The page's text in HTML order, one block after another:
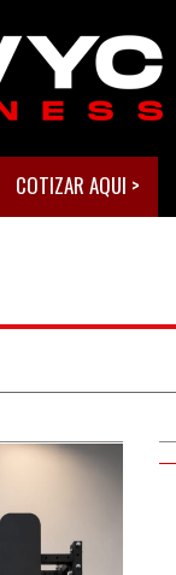
COTIZAR AQUI >